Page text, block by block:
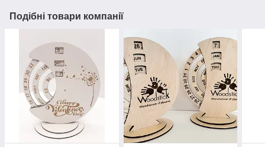
Подібні товари компанії